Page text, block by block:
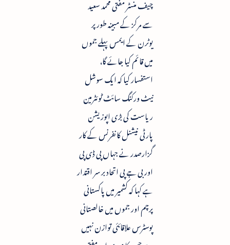
چیف منسٹر مفتی محمد سعید
سے مرکز کے مبینہ طور پر
یوٹرن کے ایمس پہلے جموں
میں قائم کیا جائے گا،
استفسار کیا کہ ایک سوشل
نیٹ ورکنگ سائٹ ٹوئٹرمین
ریاست کی بڑی اپوزیشن
پارٹی نیشنل کانفرنس کے کار
گزارصدر نے جہاں پی ڈی پی
اور بی جے پی اتحاد بر سر اقتدار
ہے کہا کہ کشمیر میں پاکستانی
پرچم اور جموں میں خالصتانی
پوسٹرس علاقائئی توازن نہیں